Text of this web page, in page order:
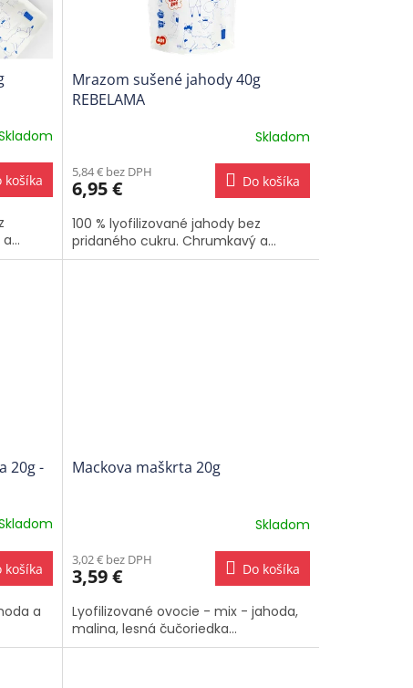
košíka
Mrazom sušené jahody 40g
REBELAMA
produktu
je
z
5
hviezdičiek.
Skladom
5,84 € bez DPH
6,95 € Do košíka
100 % lyofilizované jahody bez
pridaného cukru. Chrumkavý a...
20g -
košíka
a
Mackova maškrta 20g
Skladom
3,02 € bez DPH
3,59 € Do košíka
Lyofilizované ovocie - mix - jahoda,
malina, lesná čučoriedka...